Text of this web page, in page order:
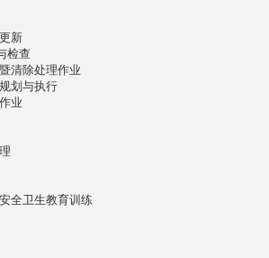
新
检查
清除处理作业
划与执行
业
全卫生教育训练